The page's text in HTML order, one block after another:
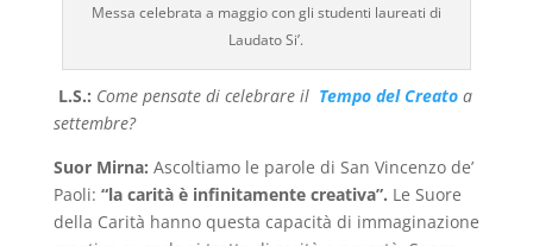
Messa celebrata a maggio con gli studenti laureati di
Laudato Si’.
L.S.: Come pensate di celebrare il Tempo del Creatoa
settembre?
Suor Mirna: Ascoltiamo le parole di San Vincenzo de’
Paoli: “la carità è infinitamente creativa”. Le Suore
della Carità hanno questa capacità di immaginazione